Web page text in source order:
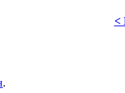
<
.